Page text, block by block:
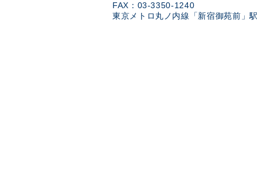
FAX：03-3350-1240
東京メトロ丸ノ内線「新宿御苑前」